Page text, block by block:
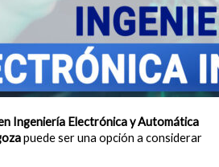
Ingeniería Electrónica y Automática
puede ser una opción a considerar